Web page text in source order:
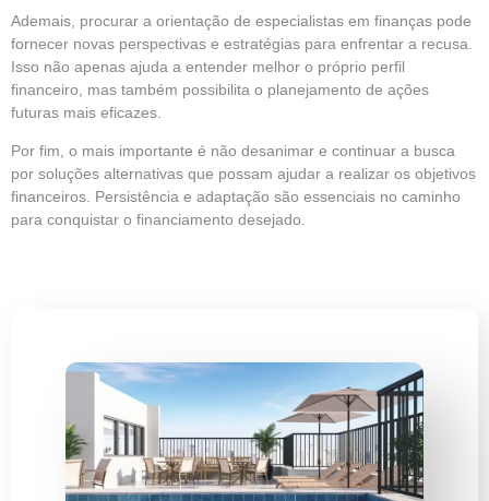
Ademais, procurar a orientação de especialistas em finanças pode
fornecer novas perspectivas e estratégias para enfrentar a recusa.
Isso não apenas ajuda a entender melhor o próprio perfil
financeiro, mas também possibilita o planejamento de ações
futuras mais eficazes.
Por fim, o mais importante é não desanimar e continuar a busca
por soluções alternativas que possam ajudar a realizar os objetivos
financeiros. Persistência e adaptação são essenciais no caminho
para conquistar o financiamento desejado.